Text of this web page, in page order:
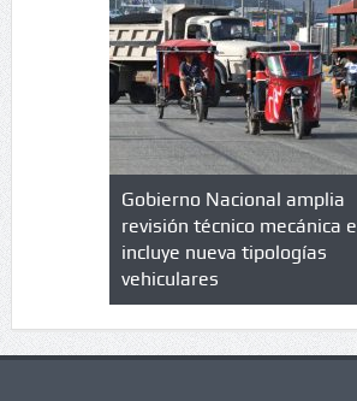
de
Gobierno Nacional amplia
revisión técnico mecánica e
incluye nueva tipologías
vehiculares